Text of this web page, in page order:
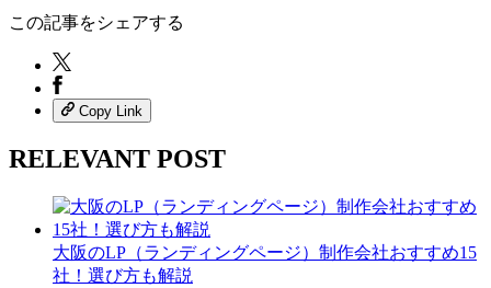
この記事をシェアする
Copy Link
RELEVANT POST
大阪のLP（ランディングページ）制作会社おすすめ15
社！選び方も解説